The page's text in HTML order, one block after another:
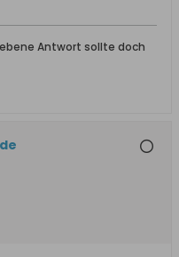
Antwort sollte doch